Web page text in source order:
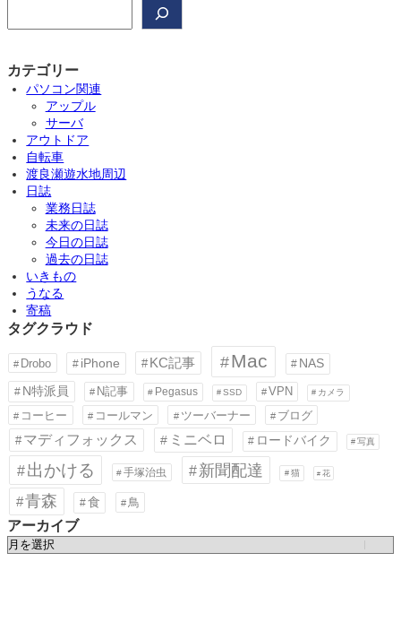
カテゴリー
パソコン関連
アップル
サーバ
アウトドア
自転車
渡良瀬遊水地周辺
日誌
業務日誌
未来の日誌
今日の日誌
過去の日誌
いきもの
うなる
寄稿
タグクラウド
Drobo iPhone KC記事 Mac NAS
N特派員 N記事 Pegasus SSD VPN カメラ
コーヒー コールマン ツーバーナー ブログ
マディフォックス ミニベロ ロードバイク 写真
出かける 手塚治虫 新聞配達 猫 花
青森 食 鳥
アーカイブ
ア